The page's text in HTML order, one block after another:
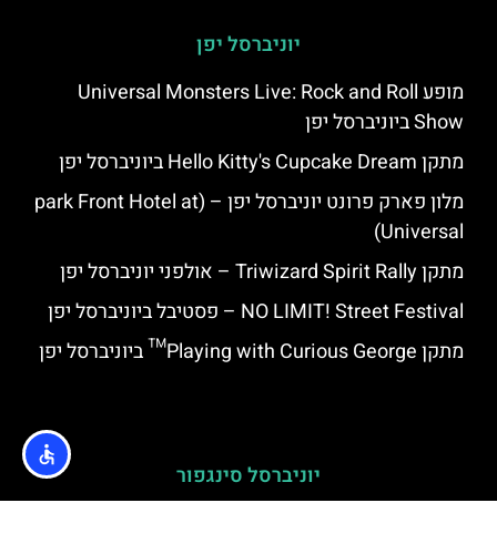
יוניברסל יפן
מופע Universal Monsters Live: Rock and Roll
Show ביוניברסל יפן
מתקן Hello Kitty's Cupcake Dream ביוניברסל יפן
מלון פארק פרונט יוניברסל יפן – (park Front Hotel at
Universal)
מתקן Triwizard Spirit Rally – אולפני יוניברסל יפן
NO LIMIT! Street Festival – פסטיבל ביוניברסל יפן
מתקן Playing with Curious George™ ביוניברסל יפן
יוניברסל סינגפור